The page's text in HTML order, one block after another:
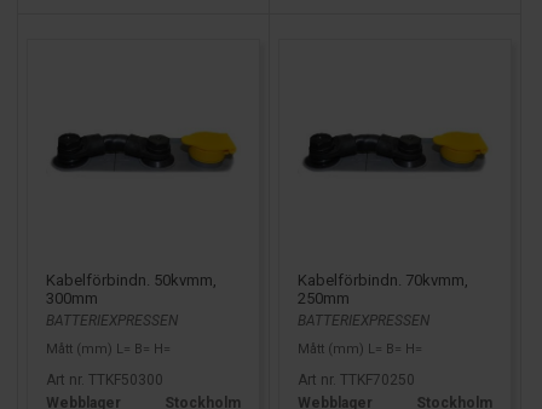
Kabelförbindn. 50kvmm,
300mm
BATTERIEXPRESSEN
Mått (mm) L= B= H=
Art nr. TTKF50300
Webblager
Stockholm
Kabelförbindn. 70kvmm,
250mm
BATTERIEXPRESSEN
Mått (mm) L= B= H=
Art nr. TTKF70250
Webblager
Stockholm